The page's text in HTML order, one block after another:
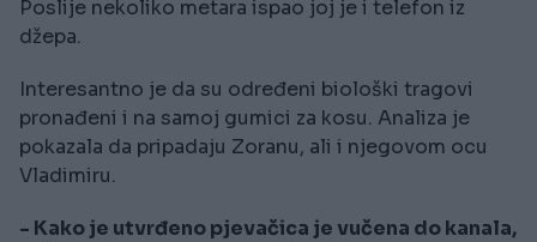
Poslije nekoliko metara ispao joj je i telefon iz
džepa.
Interesantno je da su određeni biološki tragovi
pronađeni i na samoj gumici za kosu. Analiza je
pokazala da pripadaju Zoranu, ali i njegovom ocu
Vladimiru.
- Kako je utvrđeno pjevačica je vučena do kanala,